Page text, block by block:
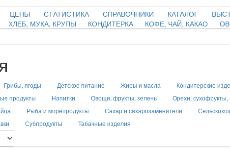
ЦЕНЫ СТАТИСТИКА СПРАВОЧНИКИ КАТАЛОГ
ХЛЕБ, МУКА, КРУПЫ КОНДИТЕРКА КОФЕ, ЧАЙ, КАКАО
Грибы, ягоды Детское питание Жиры и масла Кондитерские
продукты Напитки Овощи, фрукты, зелень Орехи, сухофрукты,
Рыба и морепродукты Сахар и сахарозаменители
Субпродукты Табачные изделия